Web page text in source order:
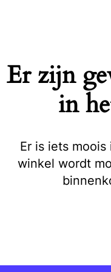
Er zijn
in
Er is iets
winkel wordt